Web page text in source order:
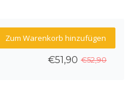
Zum Warenkorb hinzufügen
€52,90
€51,90